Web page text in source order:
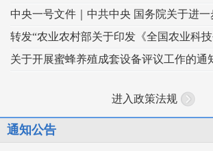
关于开展蜜蜂养殖成套设备评议工作的通
进入政策法规
通知公告